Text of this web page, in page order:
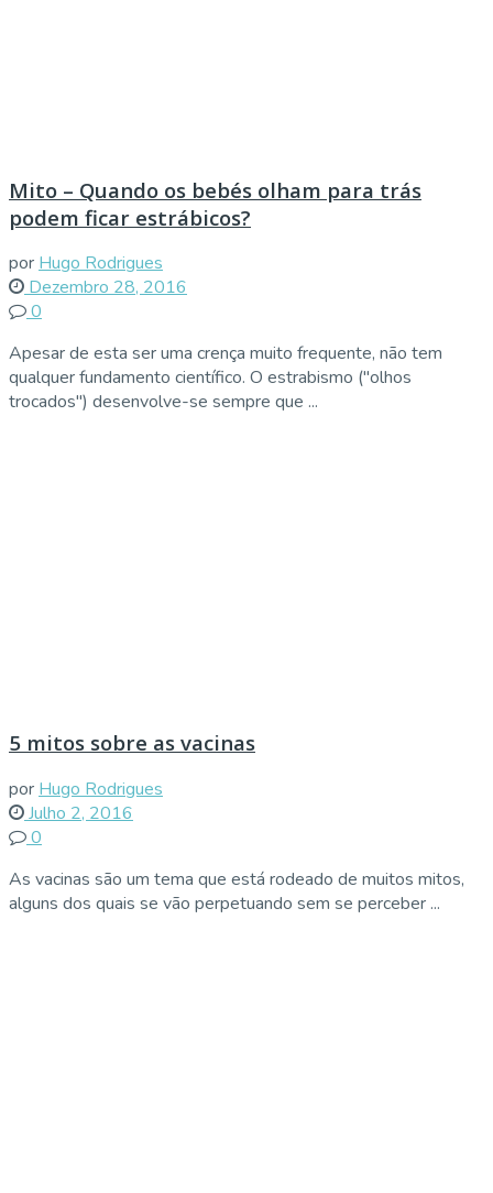
Mito – Quando os bebés olham para trás
podem ficar estrábicos?
por Hugo Rodrigues
Dezembro 28, 2016
0
Apesar de esta ser uma crença muito frequente, não tem
qualquer fundamento científico. O estrabismo ("olhos
trocados") desenvolve-se sempre que ...
5 mitos sobre as vacinas
por Hugo Rodrigues
Julho 2, 2016
0
As vacinas são um tema que está rodeado de muitos mitos,
alguns dos quais se vão perpetuando sem se perceber ...